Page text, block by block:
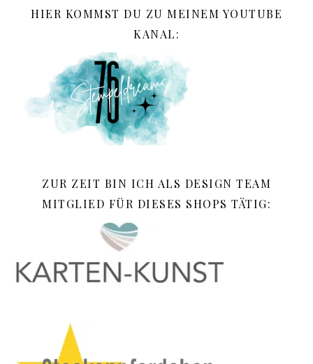
HIER KOMMST DU ZU MEINEM YOUTUBE
KANAL:
ZUR ZEIT BIN ICH ALS DESIGN TEAM
MITGLIED FÜR DIESES SHOPS TÄTIG: